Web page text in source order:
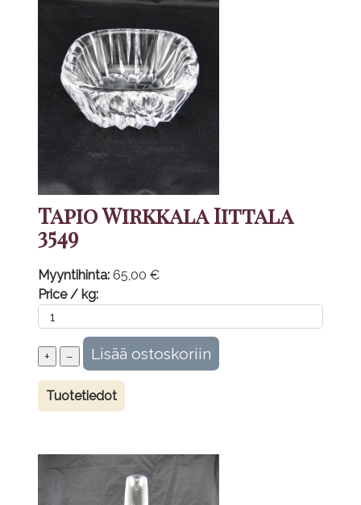
Tapio Wirkkala Iittala
3549
Myyntihinta: 65,00 €
Price / kg:
Tuotetiedot